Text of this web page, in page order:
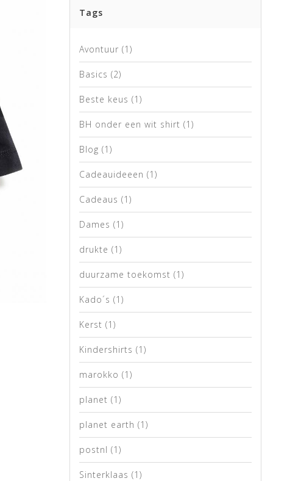
Tags
Avontuur (1)
Basics (2)
Beste keus (1)
BH onder een wit shirt (1)
Blog (1)
Cadeauideeen (1)
Cadeaus (1)
Dames (1)
drukte (1)
duurzame toekomst (1)
Kado´s (1)
Kerst (1)
Kindershirts (1)
marokko (1)
planet (1)
planet earth (1)
postnl (1)
Sinterklaas (1)